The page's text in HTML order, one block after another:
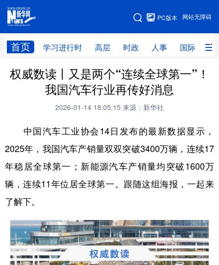
网站无障碍
PC版本
首页 学习进行时 高层 时政 人事 国际 财
网站地图
学习进行时 高层 时政 人事
财经 网评
科技 科创 量子 体育
文化 健康 军事
法律
学术中国 乡村振兴 银龄 溯源中国
城市 旅游 能源 会展
权威数读丨又是两个“连续全球第一”！
我国汽车行业再传好消息
2026-01-14 18:05:15 来源：新华社
中国汽车工业协会14日发布的最新数据显示，
2025年，我国汽车产销量双双突破3400万辆，连续17
年稳居全球第一；新能源汽车产销量均突破1600万
辆，连续11年位居全球第一。跟随这组海报，一起来
了解下。